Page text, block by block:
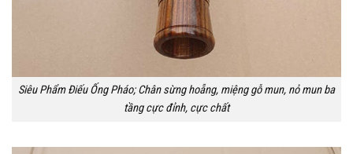
Siêu Phẩm Điếu Ống Pháo; Chân sừng hoẵng, miệng gỗ mun, nỏ mun ba
tầng cực đỉnh, cực chất